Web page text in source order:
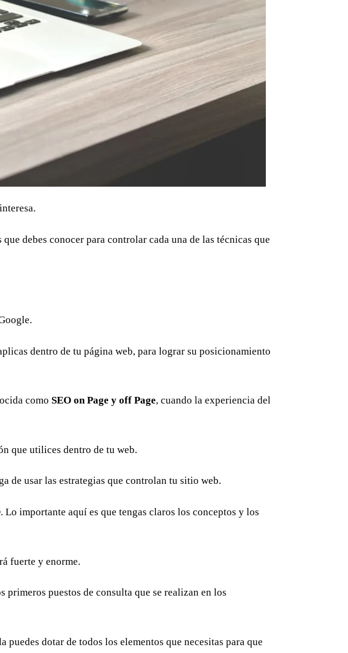
debes conocer para controlar cada una de las técnicas que
dentro de tu página web, para lograr su posicionamiento
como SEO on Page y off Page, cuando la experiencia del
que utilices dentro de tu web.
de usar las estrategias que controlan tu sitio web.
importante aquí es que tengas claros los conceptos y los
fuerte y enorme.
primeros puestos de consulta que se realizan en los
dotar de todos los elementos que necesitas para que